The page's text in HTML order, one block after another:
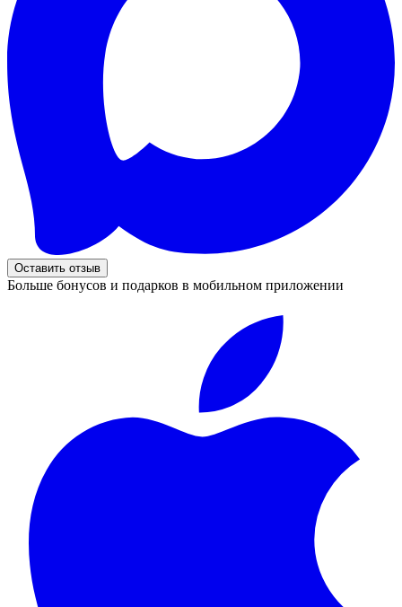
Оставить отзыв
Больше бонусов и подарков в мобильном приложении